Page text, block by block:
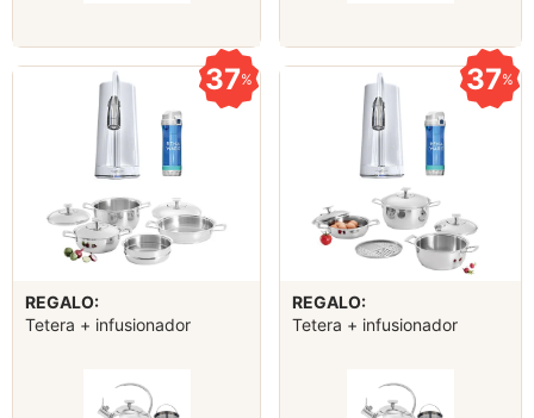
37%
REGALO:
Tetera + infusionador
37%
REGALO:
Tetera + infusionador